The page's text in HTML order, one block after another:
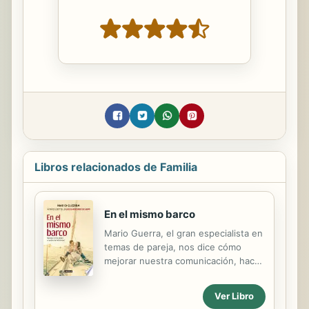
Libros relacionados de Familia
En el mismo barco
Mario Guerra, el gran especialista en
temas de pareja, nos dice cómo
mejorar nuestra comunicación, hacer
integrar una nueva familia. De Mario
Guerra, autor del bestseller Los
Ver Libro